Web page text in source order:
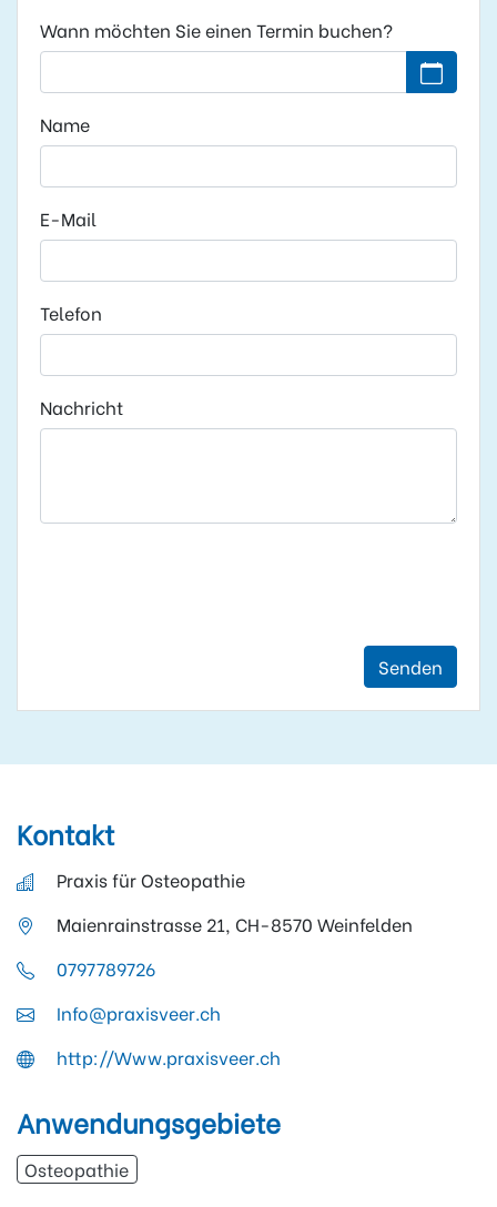
Wann möchten Sie einen Termin buchen?
Kein
Name
E-Mail
Telefon
Nachricht
Senden
Kontakt
Praxis für Osteopathie
Maienrainstrasse 21, CH-8570 Weinfelden
0797789726
Info@praxisveer.ch
http://Www.praxisveer.ch
Anwendungsgebiete
Osteopathie